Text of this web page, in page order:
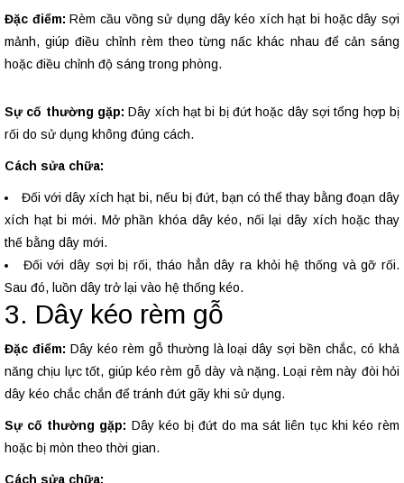
Đặc điểm: Rèm cầu vồng sử dụng dây kéo xích hạt bi hoặc dây sợi
mảnh, giúp điều chỉnh rèm theo từng nấc khác nhau để cản sáng
hoặc điều chỉnh độ sáng trong phòng.
Sự cố thường gặp: Dây xích hạt bi bị đứt hoặc dây sợi tổng hợp bị
rối do sử dụng không đúng cách.
Cách sửa chữa:
Đối với dây xích hạt bi, nếu bị đứt, bạn có thể thay bằng đoạn dây
xích hạt bi mới. Mở phần khóa dây kéo, nối lại dây xích hoặc thay
thế bằng dây mới.
Đối với dây sợi bị rối, tháo hẳn dây ra khỏi hệ thống và gỡ rối.
Sau đó, luồn dây trở lại vào hệ thống kéo.
3. Dây kéo rèm gỗ
Đặc điểm: Dây kéo rèm gỗ thường là loại dây sợi bền chắc, có khả
năng chịu lực tốt, giúp kéo rèm gỗ dày và nặng. Loại rèm này đòi hỏi
dây kéo chắc chắn để tránh đứt gãy khi sử dụng.
Sự cố thường gặp: Dây kéo bị đứt do ma sát liên tục khi kéo rèm
hoặc bị mòn theo thời gian.
Cách sửa chữa: